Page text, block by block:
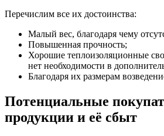
Перечислим все их достоинства:
Малый вес, благодаря чему
Повышенная прочность;
Хорошие теплоизоляционные
нет необходимости в
Благодаря их размерам
Потенциальные
продукции и её сбыт